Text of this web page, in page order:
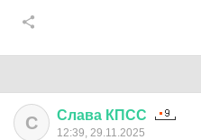
С Слава КПСС
12:39, 29.11.2025